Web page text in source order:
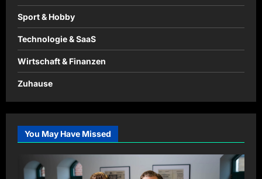
Sport & Hobby
Technologie & SaaS
Wirtschaft & Finanzen
Zuhause
You May Have Missed